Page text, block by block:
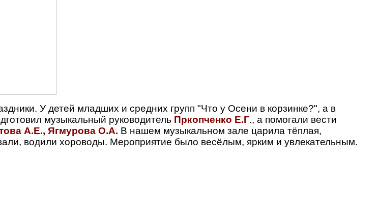
У детей младших и средних групп "Что у Осени в корзинке?", а в
музыкальный руководитель Пркопченко Е.Г., а помогали вести
А.Е., Ягмурова О.А. В нашем музыкальном зале царила тёплая,
водили хороводы. Мероприятие было весёлым, ярким и увлекательным.